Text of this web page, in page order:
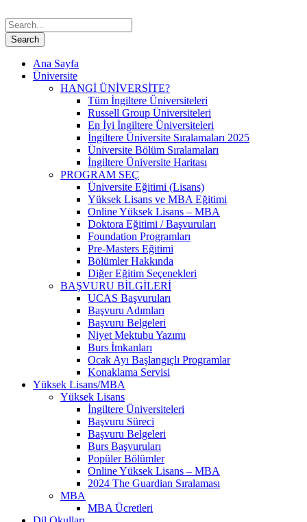
Ana Sayfa
Üniversite
HANGİ ÜNİVERSİTE?
Tüm İngiltere Üniversiteleri
Russell Group Üniversiteleri
En İyi İngiltere Üniversiteleri
İngiltere Üniversite Sıralamaları 2025
Üniversite Bölüm Sıralamaları
İngiltere Üniversite Haritası
PROGRAM SEÇ
Üniversite Eğitimi (Lisans)
Yüksek Lisans ve MBA Eğitimi
Online Yüksek Lisans – MBA
Doktora Eğitimi / Başvuruları
Foundation Programları
Pre-Masters Eğitimi
Bölümler Hakkında
Diğer Eğitim Seçenekleri
BAŞVURU BİLGİLERİ
UCAS Başvuruları
Başvuru Adımları
Başvuru Belgeleri
Niyet Mektubu Yazımı
Burs İmkanları
Ocak Ayı Başlangıçlı Programlar
Konaklama Servisi
Yüksek Lisans/MBA
Yüksek Lisans
İngiltere Üniversiteleri
Başvuru Süreci
Başvuru Belgeleri
Burs Başvuruları
Popüler Bölümler
Online Yüksek Lisans – MBA
2024 The Guardian Sıralaması
MBA
MBA Ücretleri